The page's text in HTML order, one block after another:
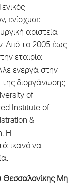
ενίσχυσε
αριστεία
Από το 2005 έως
εταιρία
ενεργά στην
διοργάνωσης
of
Institute of
&
Η
ικανό να
Θεσσαλονίκης Μη